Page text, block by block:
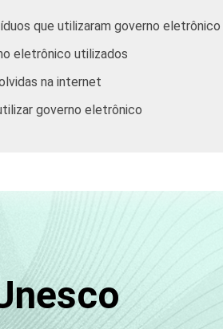
que utilizaram governo
eletrônico utilizados
na internet
governo eletrônico